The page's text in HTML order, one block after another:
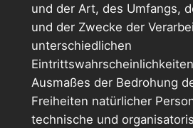
und der Art, des Umfangs,
und der Zwecke der
unterschiedlichen
Ausmaßes der Bedrohung
Freiheiten natürlicher
technische und